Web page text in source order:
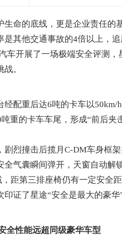
的底线，更是企业责任的
是其他交通事故的4倍以上，
车开展了一场极端安全评测
。
重后达6吨的卡车以50km/h
重的卡车车尾，形成“前后
撞击后揽月C-DM车身框架
全气囊瞬间弹开，天窗自动解
距第三排座椅仍有一定安
证了星途“安全是最大的豪华
全性能远超同级豪华车型